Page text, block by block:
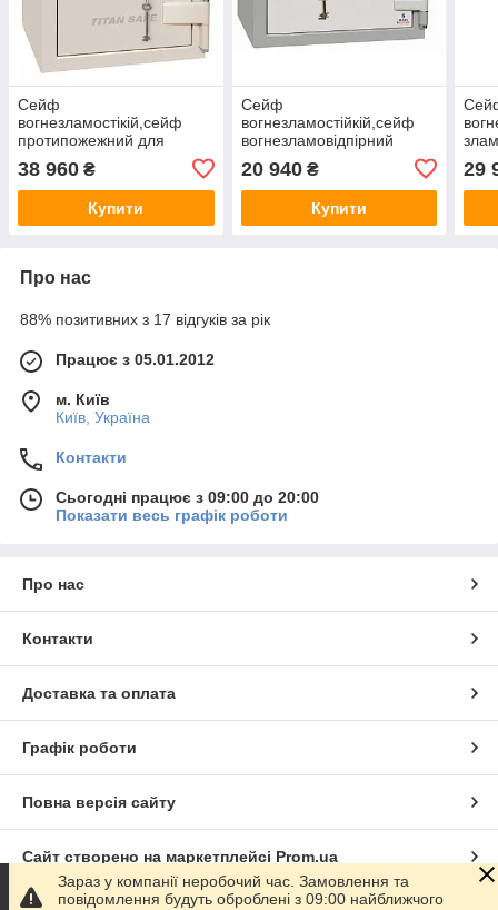
Сейф
вогнезламостікій,сейф
протипожежний для
II.50.КЕ
472(в)х460(ш)х440(гл)
клас 2, 30 хв
вогнестійкості
38 960 ₴
Купити
Сейф
вогнезламостійкій,сейф
вогнезламовідпірний
315(в)х440(ш)х440(гл) 1
клас, 30хв. Вогнестійкості
20 940₴
Купити
29
Про нас
88% позитивних з 17 відгуків за рік
Працює з 05.01.2012
м. Київ
Київ, Україна
Контакти
Сьогодні працює з 09:00 до 20:00
Показати весь графік роботи
Про нас
Контакти
Доставка та оплата
Графік роботи
Повна версія сайту
Сайт створено на маркетплейсі Prom.ua
Зараз у компанії неробочий час. Замовлення та
повідомлення будуть оброблені з 09:00 найближчого